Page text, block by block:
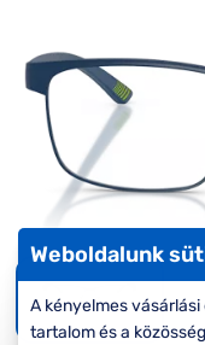
Weboldalunk
A kényelmes
tartalom és a